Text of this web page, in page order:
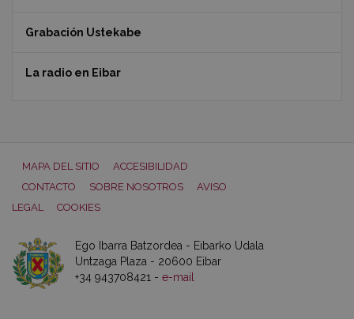
Grabación Ustekabe
La radio en Eibar
MAPA DEL SITIO
ACCESIBILIDAD
CONTACTO
SOBRE NOSOTROS
AVISO
LEGAL
COOKIES
Ego Ibarra Batzordea - Eibarko Udala
Untzaga Plaza - 20600 Eibar
+34 943708421 - e-mail